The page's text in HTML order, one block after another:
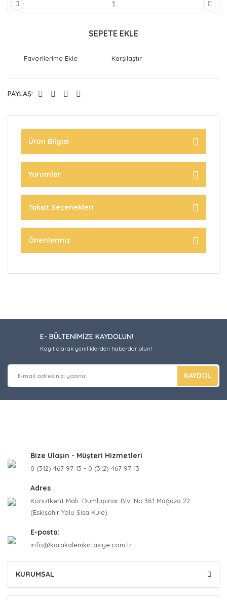
SEPETE EKLE
Karşılaştır
PAYLAŞ:
Ürün Bilgisi
Yorumlar
Taksit Seçenekleri
Önerileriniz
E- BÜLTENİMİZE KAYDOLUN!
Kayıt olarak yeniliklerden haberdar olun!
KAYDOL
Bize Ulaşın - Müşteri Hizmetleri
0 (312) 467 97 13 - 0 (312) 467 97 13
Adres
Konutkent Mah. Dumlupınar Blv. No:381 Mağaza 22
(Eskişehir Yolu Sisa Kule)
E-posta:
info@karakalemkirtasiye.com.tr
KURUMSAL